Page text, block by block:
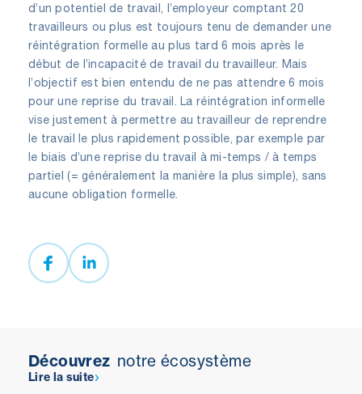
d’un potentiel de travail, l’employeur comptant 20
travailleurs ou plus est toujours tenu de demander une
réintégration formelle au plus tard 6 mois après le
début de l’incapacité de travail du travailleur. Mais
l’objectif est bien entendu de ne pas attendre 6 mois
pour une reprise du travail. La réintégration informelle
vise justement à permettre au travailleur de reprendre
le travail le plus rapidement possible, par exemple par
le biais d’une reprise du travail à mi-temps / à temps
partiel (= généralement la manière la plus simple), sans
aucune obligation formelle.
Découvrez notre écosystème
Lire la suite